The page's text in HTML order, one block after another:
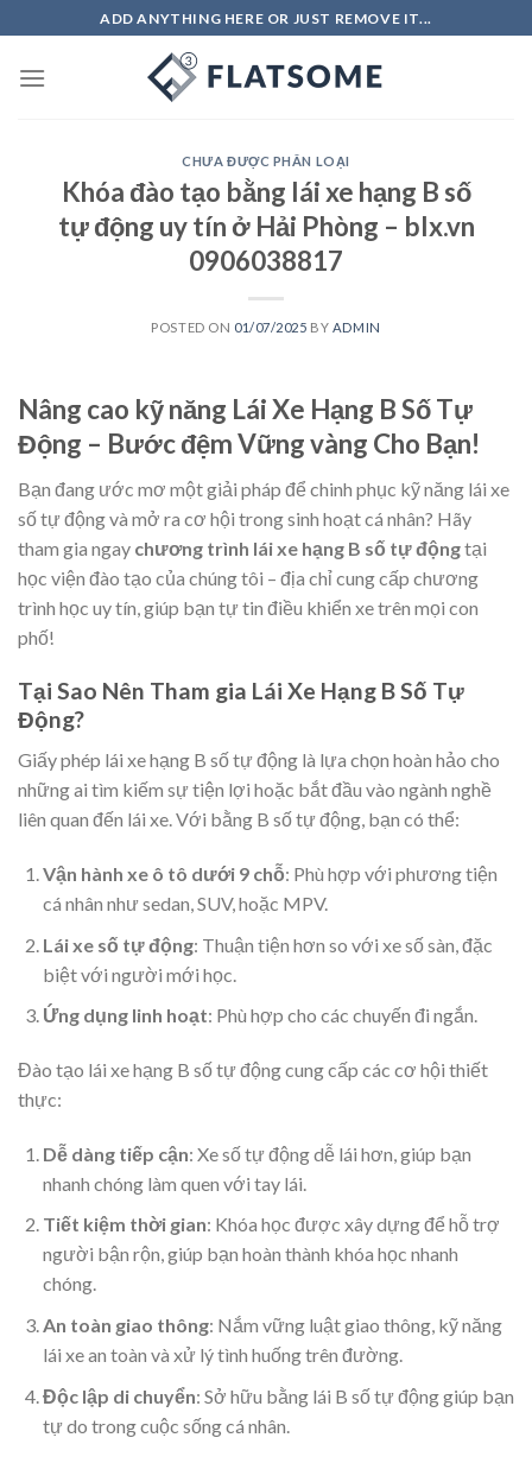
to
content
ADD ANYTHING HERE OR JUST REMOVE IT...
CHƯA ĐƯỢC PHÂN LOẠI
Khóa đào tạo bằng lái xe hạng B số
tự động uy tín ở Hải Phòng – blx.vn
0906038817
POSTED ON 01/07/2025 BY ADMIN
Nâng cao kỹ năng Lái Xe Hạng B Số Tự
Động – Bước đệm Vững vàng Cho Bạn!
Bạn đang ước mơ một giải pháp để chinh phục kỹ năng lái xe
số tự động và mở ra cơ hội trong sinh hoạt cá nhân? Hãy
tham gia ngay chương trình lái xe hạng B số tự độngtại
học viện đào tạo của chúng tôi – địa chỉ cung cấp chương
trình học uy tín, giúp bạn tự tin điều khiển xe trên mọi con
phố!
Tại Sao Nên Tham gia Lái Xe Hạng B Số Tự
Động?
Giấy phép lái xe hạng B số tự động là lựa chọn hoàn hảo cho
những ai tìm kiếm sự tiện lợi hoặc bắt đầu vào ngành nghề
liên quan đến lái xe. Với bằng B số tự động, bạn có thể:
Vận hành xe ô tô dưới 9 chỗ: Phù hợp với phương tiện
cá nhân như sedan, SUV, hoặc MPV.
Lái xe số tự động: Thuận tiện hơn so với xe số sàn, đặc
biệt với người mới học.
Ứng dụng linh hoạt: Phù hợp cho các chuyến đi ngắn.
Đào tạo lái xe hạng B số tự động cung cấp các cơ hội thiết
thực:
Dễ dàng tiếp cận: Xe số tự động dễ lái hơn, giúp bạn
nhanh chóng làm quen với tay lái.
Tiết kiệm thời gian: Khóa học được xây dựng để hỗ trợ
người bận rộn, giúp bạn hoàn thành khóa học nhanh
chóng.
An toàn giao thông: Nắm vững luật giao thông, kỹ năng
lái xe an toàn và xử lý tình huống trên đường.
Độc lập di chuyển: Sở hữu bằng lái B số tự động giúp bạn
tự do trong cuộc sống cá nhân.